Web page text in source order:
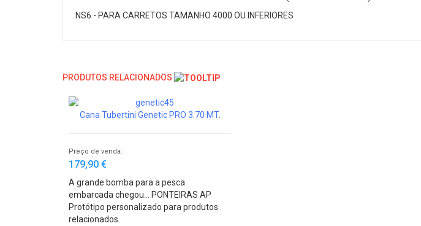
NS6 - PARA CARRETOS TAMANHO 4000 OU INFERIORES
PRODUTOS RELACIONADOS
Cana Tubertini Genetic PRO 3.70 MT.
Preço de venda:
179,90 €
A grande bomba para a pesca
embarcada chegou... PONTEIRAS AP
FLEX
Protótipo personalizado para produtos
relacionados